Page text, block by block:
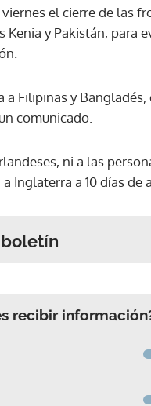
el cierre de las
Kenia y Pakistán, para
a Filipinas y
comunicado.
ni a las
Inglaterra a 10 días de
recibir